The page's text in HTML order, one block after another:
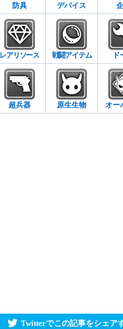
防具 デバイス
レアリソース 戦闘アイテム
超兵器 原生生物 オー
Twitterでこの記事をシェア